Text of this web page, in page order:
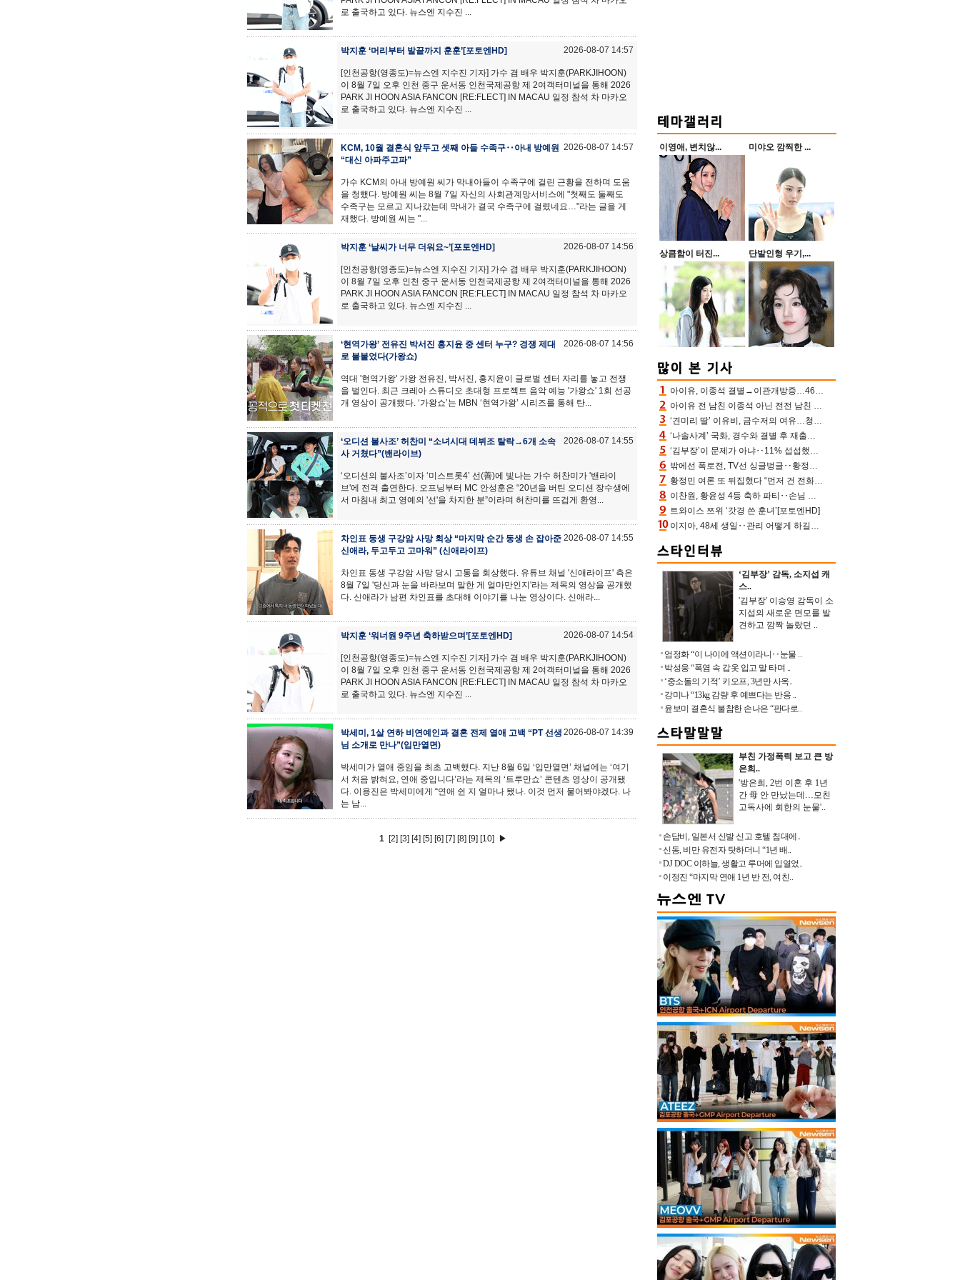
로 출국하고 있다. 뉴스엔 지수진 ...
박지훈 ‘머리부터 발끝까지 훈훈’[포토엔HD] 2026-08-07 14:57
[인천공항(영종도)=뉴스엔 지수진 기자] 가수 겸 배우 박지훈(PARKJIHOON)
이 8월 7일 오후 인천 중구 운서동 인천국제공항 제 2여객터미널을 통해 2026
PARK JI HOON ASIA FANCON [RE:FLECT] IN MACAU 일정 참석 차 마카오
로 출국하고 있다. 뉴스엔 지수진 ...
KCM, 10월 결혼식 앞두고 셋째 아들 수족구‥아내 방예원
“대신 아파주고파”
2026-08-07 14:57
가수 KCM의 아내 방예원 씨가 막내아들이 수족구에 걸린 근황을 전하며 도움
을 청했다. 방예원 씨는 8월 7일 자신의 사회관계망서비스에 "첫째도 둘째도
수족구는 모르고 지나갔는데 막내가 결국 수족구에 걸렸네요…"라는 글을 게
재했다. 방예원 씨는 "...
박지훈 ‘날씨가 너무 더워요~’[포토엔HD] 2026-08-07 14:56
[인천공항(영종도)=뉴스엔 지수진 기자] 가수 겸 배우 박지훈(PARKJIHOON)
이 8월 7일 오후 인천 중구 운서동 인천국제공항 제 2여객터미널을 통해 2026
PARK JI HOON ASIA FANCON [RE:FLECT] IN MACAU 일정 참석 차 마카오
로 출국하고 있다. 뉴스엔 지수진 ...
‘현역가왕’ 전유진 박서진 홍지윤 중 센터 누구? 경쟁 제대
로 불붙었다(가왕쇼)
2026-08-07 14:56
역대 '현역가왕' 가왕 전유진, 박서진, 홍지윤이 글로벌 센터 자리를 놓고 전쟁
을 벌인다. 최근 크레아 스튜디오 초대형 프로젝트 음악 예능 '가왕쇼' 1회 선공
개 영상이 공개됐다. ‘가왕쇼’는 MBN ‘현역가왕’ 시리즈를 통해 탄...
‘오디션 불사조’ 허찬미 “소녀시대 데뷔조 탈락→6개 소속
사 거쳤다”(밴라이브)
2026-08-07 14:55
‘오디션의 불사조’이자 ‘미스트롯4’ 선(善)에 빛나는 가수 허찬미가 '밴라이
브'에 전격 출연한다. 오프닝부터 MC 안성훈은 “20년을 버틴 오디션 장수생에
서 마침내 최고 영예의 '선'을 차지한 분”이라며 허찬미를 뜨겁게 환영...
차인표 동생 구강암 사망 회상 “마지막 순간 동생 손 잡아준
신애라, 두고두고 고마워” (신애라이프)
2026-08-07 14:55
차인표 동생 구강암 사망 당시 고통을 회상했다. 유튜브 채널 '신애라이프' 측은
8월 7일 '당신과 눈을 바라보며 말한 게 얼마만인지'라는 제목의 영상을 공개했
다. 신애라가 남편 차인표를 초대해 이야기를 나눈 영상이다. 신애라...
박지훈 ‘워너원 9주년 축하받으며’[포토엔HD] 2026-08-07 14:54
[인천공항(영종도)=뉴스엔 지수진 기자] 가수 겸 배우 박지훈(PARKJIHOON)
이 8월 7일 오후 인천 중구 운서동 인천국제공항 제 2여객터미널을 통해 2026
PARK JI HOON ASIA FANCON [RE:FLECT] IN MACAU 일정 참석 차 마카오
로 출국하고 있다. 뉴스엔 지수진 ...
박세미, 1살 연하 비연예인과 결혼 전제 열애 고백 “PT 선생
님 소개로 만나”(입만열면)
2026-08-07 14:39
박세미가 열애 중임을 최초 고백했다. 지난 8월 6일 ‘입만열면’ 채널에는 ‘여기
서 처음 밝혀요, 연애 중입니다’라는 제목의 ‘트루만쇼’ 콘텐츠 영상이 공개됐
다. 이용진은 박세미에게 “연애 쉰 지 얼마나 됐나. 이것 먼저 물어봐야겠다. 나
는 남...
1 [2] [3] [4] [5] [6] [7] [8] [9] [10] ▶
이영애, 변치않... 미야오 깜찍한 ...
상큼함이 터진... 단발인형 우기,...
아이유, 이종석 결별→이관개방증…46장 꽉 채운 유애나 ♥ “열심히 사는 중”
아이유 전 남친 이종석 아닌 전전 남친 장기하 소환 ‘별일 없이 산다’ 선곡…46장에 꾹 눌러 담은 근황
‘견미리 딸’ 이유비, 금수저의 여유…청순 미모에 반전 슬림 라인
‘나솔사계’ 국화, 경수와 결별 후 재출연…첫인상 3표 몰표
‘김부장’이 문제가 아냐‥11% 섭섭했던 ‘재벌X형사2’ 돈·빽 총동원해 컴백 [TV보고서]
밖에선 폭로전, TV선 싱글벙글‥황정민 ‘틈만 나면’ 출연, 피로감은 시청자 몫
황정민 여론 또 뒤집혔다 “먼저 건 전화 62통, 그만 연락해” vs 女팬 “녹취 다 올려” 진흙탕 싸움
이찬원, 황윤성 4등 축하 파티‥손님 모으려 블랙핑크 지수와 친한 척(편스토랑)[어제TV]
트와이스 쯔위 ‘갓경 쓴 훈녀’[포토엔HD]
이지아, 48세 생일‥관리 어떻게 하길래 놀라운 동안 미모
‘김부장’ 감독, 소지섭 캐
스..
'김부장' 이승영 감독이 소
지섭의 새로운 면모를 발
견하고 깜짝 놀랐던 ..
엄정화 “이 나이에 액션이라니‥눈물 ..
박성웅 “폭염 속 갑옷 입고 말 타며 ..
‘중소돌의 기적’ 키오프, 3년만 사옥..
강미나 “13kg 감량 후 예쁘다는 반응 ..
윤보미 결혼식 불참한 손나은 “판다로..
부친 가정폭력 보고 큰 방
은희..
'방은희, 2번 이혼 후 1년
간 母 안 만났는데…모친
고독사에 회한의 눈물'..
손담비, 일본서 신발 신고 호텔 침대에..
신동, 비만 유전자 탓하더니 “1년 배..
DJ DOC 이하늘, 생활고 루머에 입열었..
이정진 “마지막 연애 1년 반 전, 여친..